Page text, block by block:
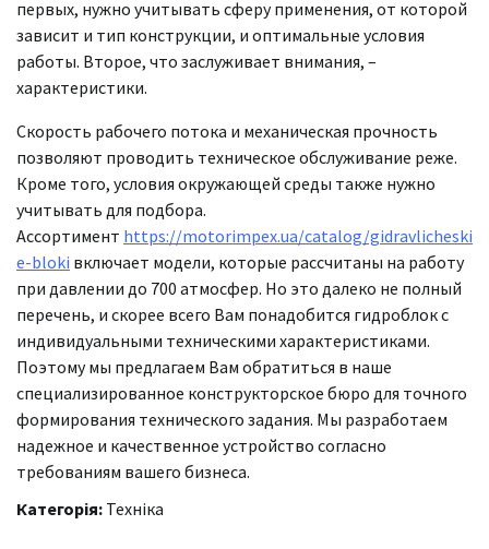
первых, нужно учитывать сферу применения, от которой
зависит и тип конструкции, и оптимальные условия
работы. Второе, что заслуживает внимания, –
характеристики.
Скорость рабочего потока и механическая прочность
позволяют проводить техническое обслуживание реже.
Кроме того, условия окружающей среды также нужно
учитывать для подбора.
Ассортимент https://motorimpex.ua/catalog/gidravlicheski
e-bloki включает модели, которые рассчитаны на работу
при давлении до 700 атмосфер. Но это далеко не полный
перечень, и скорее всего Вам понадобится гидроблок с
индивидуальными техническими характеристиками.
Поэтому мы предлагаем Вам обратиться в наше
специализированное конструкторское бюро для точного
формирования технического задания. Мы разработаем
надежное и качественное устройство согласно
требованиям вашего бизнеса.
Категорія: Техніка